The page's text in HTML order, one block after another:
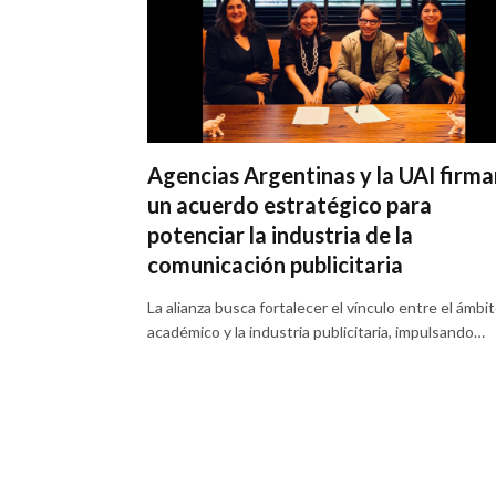
Agencias Argentinas y la UAI
un acuerdo estratégico para
potenciar la industria de la
comunicación publicitaria
La alianza busca fortalecer el vínculo entre el
académico y la industria publicitaria, impulsando…